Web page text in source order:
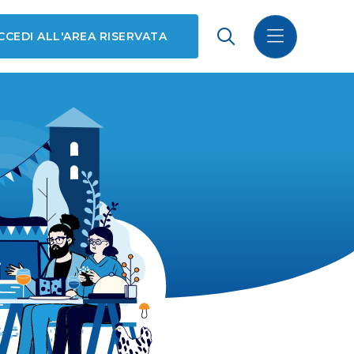
ALL'AREA RISERVATA